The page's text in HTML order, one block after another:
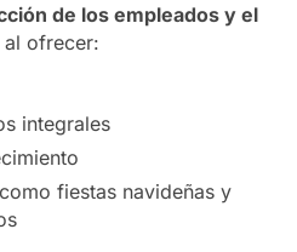
de los empleados y el
al ofrecer:
integrales
fiestas navideñas y